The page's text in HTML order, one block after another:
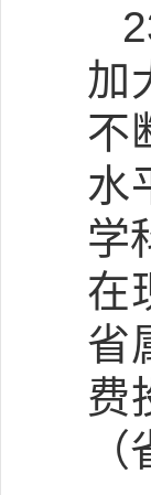
加
不
水
学
在
省
费